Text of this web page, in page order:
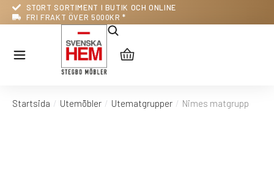
STORT SORTIMENT I BUTIK OCH ONLINE
FRI FRAKT ÖVER 5000KR *
Du är här:
Startsida Utemöbler Utematgrupper Nimes matgrupp